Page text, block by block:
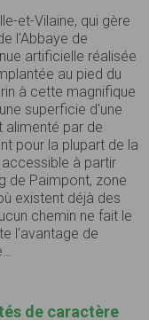
et-Vilaine, qui gère
l'Abbaye de
artificielle réalisée
au pied du
à cette magnifique
superficie d'une
alimenté par de
pour la plupart de la
à partir
de Paimpont, zone
existent déjà des
chemin ne fait le
l'avantage de
de caractère